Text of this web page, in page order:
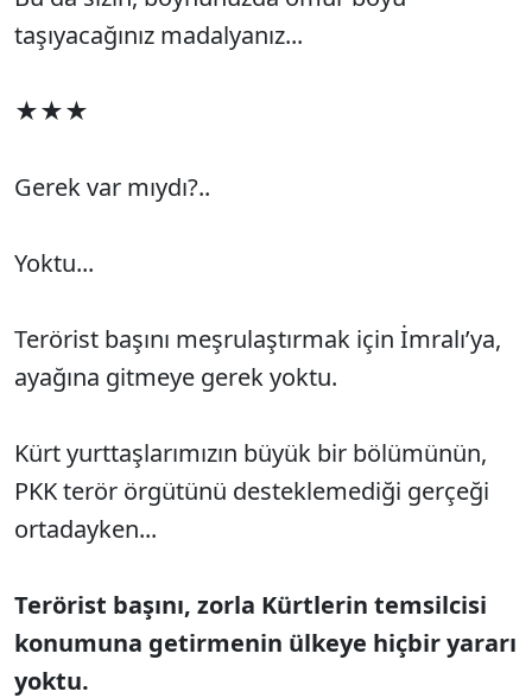
taşıyacağınız madalyanız...
★★★
Gerek var mıydı?..
Yoktu...
Terörist başını meşrulaştırmak için İmralı’ya,
ayağına gitmeye gerek yoktu.
Kürt yurttaşlarımızın büyük bir bölümünün,
PKK terör örgütünü desteklemediği gerçeği
ortadayken...
Terörist başını, zorla Kürtlerin temsilcisi
konumuna getirmenin ülkeye hiçbir yararı
yoktu.